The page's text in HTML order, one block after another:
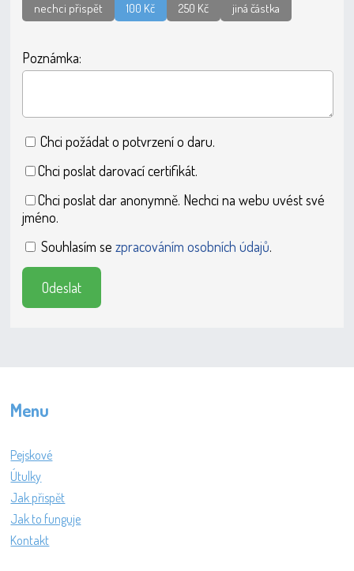
nechci přispět 100 Kč 250 Kč jiná částka
Poznámka:
Chci požádat o potvrzení o daru.
Chci poslat darovací certifikát.
Chci poslat dar anonymně. Nechci na webu uvést své
jméno.
Souhlasím sezpracováním osobních údajů.
Odeslat
Menu
Pejskové
Útulky
Jak přispět
Jak to funguje
Kontakt